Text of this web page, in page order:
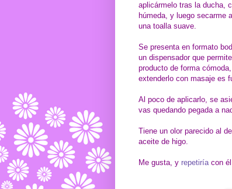
aplicármelo tras la ducha,
húmeda, y luego secarme
una toalla suave.
Se presenta en formato
un dispensador que
producto de forma
extenderlo con masaje es
Al poco de aplicarlo, se
vas quedando pegada a
Tiene un olor parecido al
aceite de higo.
Me gusta, y repetiríacon él